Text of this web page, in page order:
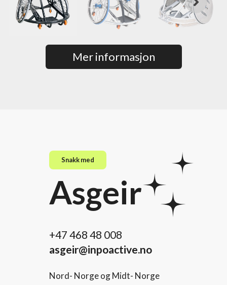
Mer informasjon
Snakk med
Asgeir
+47 468 48 008
asgeir@inpoactive.no
Nord- Norge og Midt- Norge